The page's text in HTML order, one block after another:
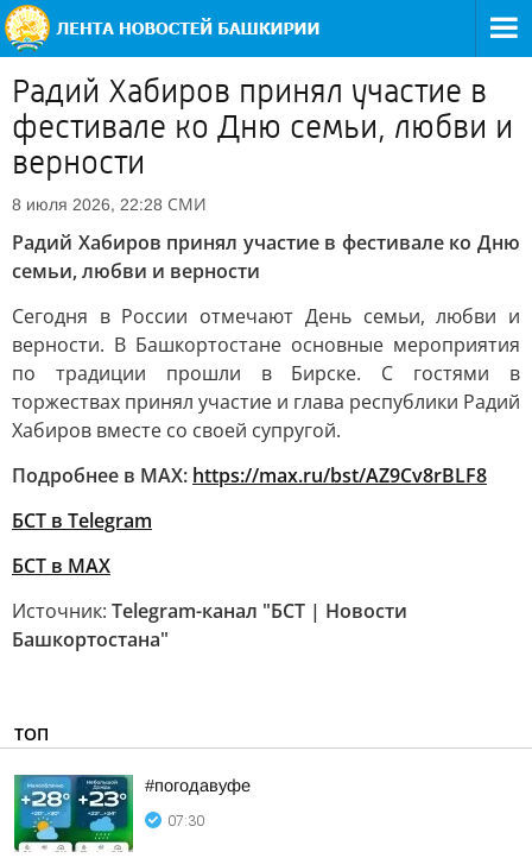
Радий Хабиров принял участие в
фестивале ко Дню семьи, любви и
верности
8 июля 2026, 22:28 СМИ
Радий Хабиров принял участие в фестивале ко Дню
семьи, любви и верности
Сегодня в России отмечают День семьи, любви и
верности. В Башкортостане основные мероприятия
по традиции прошли в Бирске. С гостями в
торжествах принял участие и глава республики Радий
Хабиров вместе со своей супругой.
Подробнее в MAX: https://max.ru/bst/AZ9Cv8rBLF8
БСТ в Telegram
БСТ в МАХ
Источник: Telegram-канал "БСТ | Новости
Башкортостана"
ТОП
#погодавуфе
07:30